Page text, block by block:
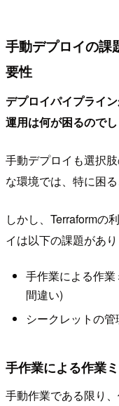
手動デプロイの課
要性
デプロイパイプライ
運用は何が困るので
手動デプロイも選択
な環境では、特に困
しかし、Terraformの
イは以下の課題があり
手作業による作
間違い)
シークレットの
手作業による作業
手動作業である限り